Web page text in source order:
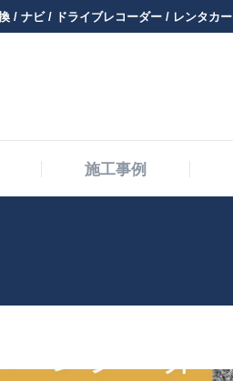
/ ナビ / ドライブレコーダー / レンタカー
施工事例